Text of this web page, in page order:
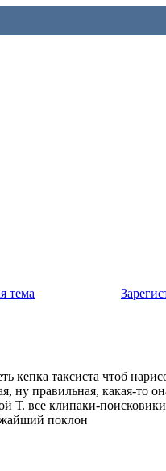
тема
кепка таксиста чтоб
ну правильная, какая-то
Т. все клипаки-поисковики
поклон